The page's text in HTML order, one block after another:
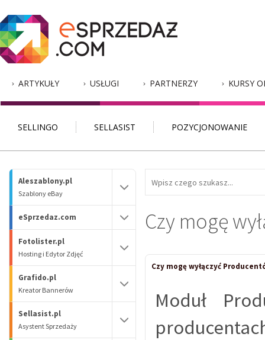
ARTYKUŁY USŁUGI PARTNERZY KURSY
SELLINGO SELLASIST POZYCJONOWANIE
Aleszablony.pl
Szablony eBay
eSprzedaz.com
Fotolister.pl
Hosting i Edytor Zdjęć
Grafido.pl
Kreator Bannerów
Sellasist.pl
Asystent Sprzedaży
Czy mogę
Czy mogę wyłączyć
Moduł